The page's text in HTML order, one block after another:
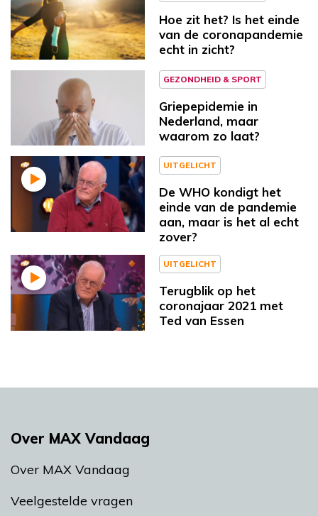
Hoe zit het? Is het einde
van de coronapandemie
echt in zicht?
GEZONDHEID & SPORT
Griepepidemie in
Nederland, maar
waarom zo laat?
UITGELICHT
De WHO kondigt het
einde van de pandemie
aan, maar is het al echt
zover?
UITGELICHT
Terugblik op het
coronajaar 2021 met
Ted van Essen
Over MAX Vandaag
Over MAX Vandaag
Veelgestelde vragen